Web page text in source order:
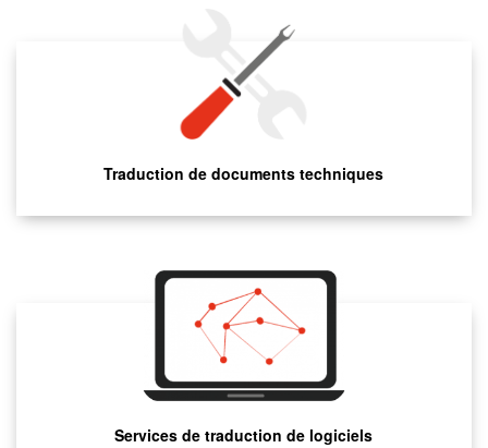
Traduction de documents techniques
Services de traduction de logiciels